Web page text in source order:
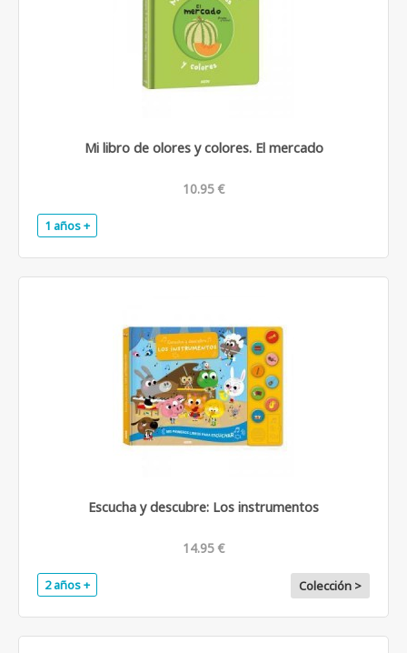
Mi libro de olores y colores. El mercado
10.95 €
1 años +
Escucha y descubre: Los instrumentos
14.95 €
2 años + Colección >